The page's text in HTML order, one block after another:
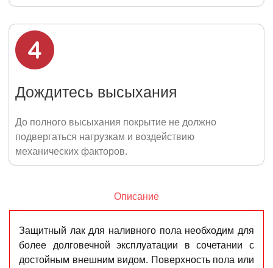
Дождитесь высыхания
До полного высыхания покрытие не должно
подвергаться нагрузкам и воздействию
механических факторов.
Описание
Защитный лак для наливного пола необходим для
более долговечной эксплуатации в сочетании с
достойным внешним видом. Поверхность пола или